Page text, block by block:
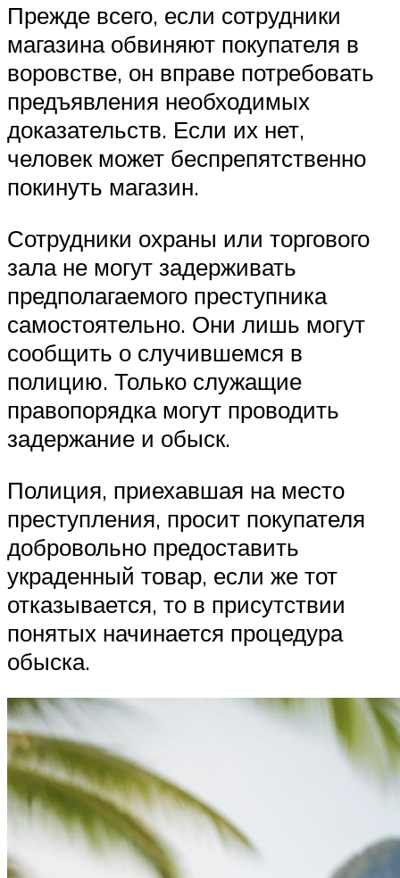
Прежде всего, если сотрудники
магазина обвиняют покупателя в
воровстве, он вправе потребовать
предъявления необходимых
доказательств. Если их нет,
человек может беспрепятственно
покинуть магазин.
Сотрудники охраны или торгового
зала не могут задерживать
предполагаемого преступника
самостоятельно. Они лишь могут
сообщить о случившемся в
полицию. Только служащие
правопорядка могут проводить
задержание и обыск.
Полиция, приехавшая на место
преступления, просит покупателя
добровольно предоставить
украденный товар, если же тот
отказывается, то в присутствии
понятых начинается процедура
обыска.